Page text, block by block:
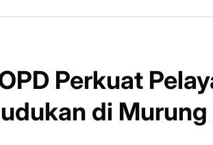
Perkuat
di Murung